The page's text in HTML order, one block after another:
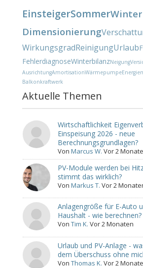
EinsteigerSommerWinter
Dimensionierung
WirkungsgradReinigungUrlaub
FehlerdiagnoseWinterbilanzNeigung
AusrichtungAmortisationWärmepumpe
Balkonkraftwerk
Aktuelle Themen
Wirtschaftlichkeit
Einspeisung 2026 - neue
Berechnungsgrundlagen?
VonMarcus W. Vor 2
PV-Module werden bei
stimmt das wirklich?
VonMarkus T. Vor 2
Anlagengröße für E-Auto
Haushalt - wie berechnen?
VonTim K. Vor 2 Monaten
Urlaub und PV-Anlage -
dem Überschuss ohne
VonThomas K. Vor 2